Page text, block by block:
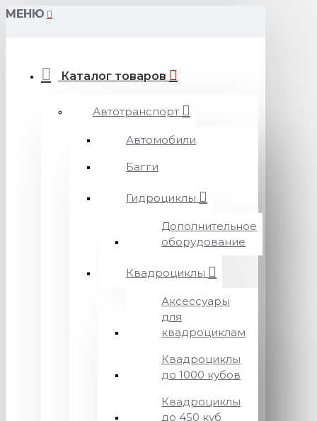
МЕНЮ
Каталог товаров
Автотранспорт
Автомобили
Багги
Гидроциклы
Дополнительное
оборудование
Квадроциклы
Аксессуары
для
квадроциклам
Квадроциклы
до 1000 кубов
Квадроциклы
до 450 куб